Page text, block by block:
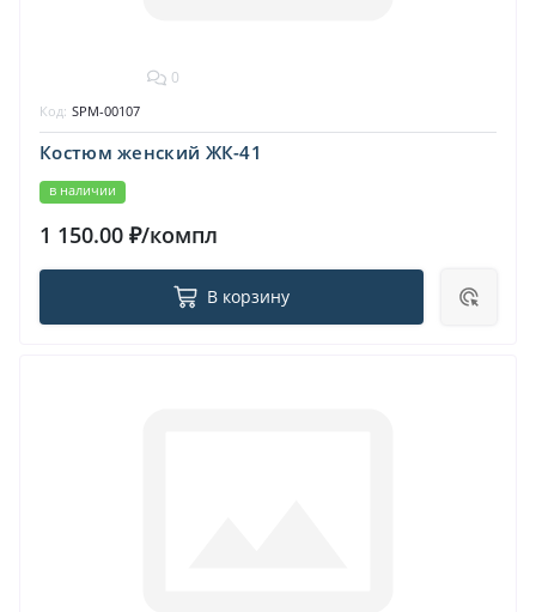
0
Костюм женский ЖК-41
в наличии
Код: SPM-00107
1 150.00 ₽/компл
В корзину